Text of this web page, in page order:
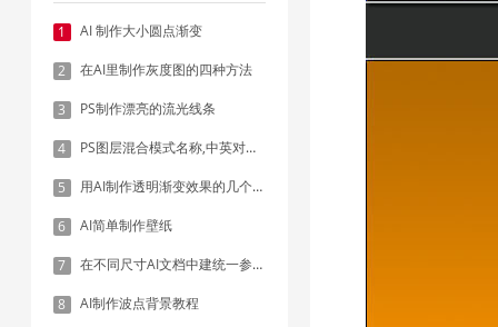
1 AI 制作大小圆点渐变
2 在AI里制作灰度图的四种方法
3 PS制作漂亮的流光线条
4 PS图层混合模式名称,中英对照表
5 用AI制作透明渐变效果的几个方法
6 AI简单制作壁纸
7 在不同尺寸AI文档中建统一参考线 - 方法1：对齐和分布
8 AI制作波点背景教程